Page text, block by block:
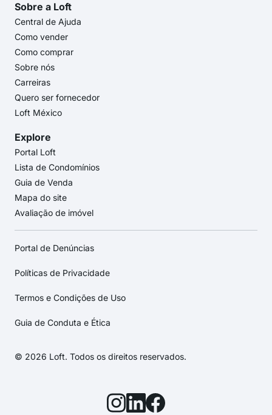
Sobre a Loft
Central de Ajuda
Como vender
Como comprar
Sobre nós
Carreiras
Quero ser fornecedor
Loft México
Explore
Portal Loft
Lista de Condomínios
Guia de Venda
Mapa do site
Avaliação de imóvel
Portal de Denúncias
Políticas de Privacidade
Termos e Condições de Uso
Guia de Conduta e Ética
© 2026 Loft. Todos os direitos reservados.